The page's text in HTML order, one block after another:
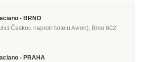
- BRNO
Českou naproti hotelu Avion), Brno 602
- PRAHA